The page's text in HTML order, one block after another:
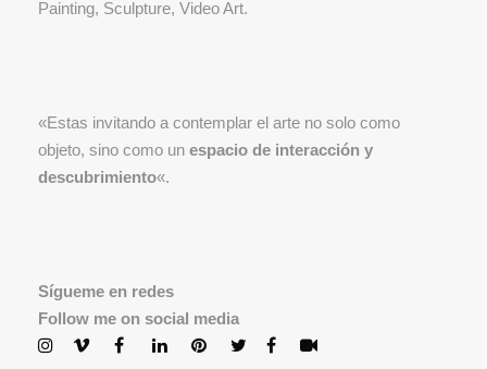
Painting, Sculpture, Video Art.
«Estas invitando a contemplar el arte no solo como
objeto, sino como un espacio de interacción y
descubrimiento«.
Sígueme en redes
Follow me on social media